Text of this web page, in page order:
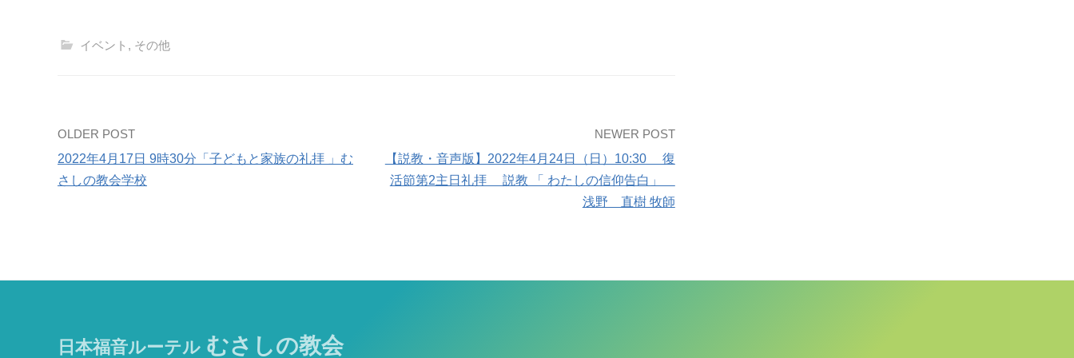
イベント , その他
Post
navigation
OLDER POST
2022年4月17日 9時30分「子どもと家族の礼拝 」む
さしの教会学校
NEWER POST
【説教・音声版】2022年4月24日（日）10:30 復
活節第2主日礼拝 説教 「 わたしの信仰告白」
浅野 直樹 牧師
日本福音ルーテル むさしの教会